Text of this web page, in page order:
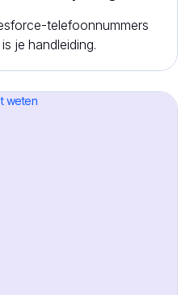
telefoonnummers
je handleiding.